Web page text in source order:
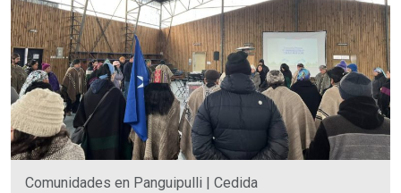
Comunidades en Panguipulli | Cedida